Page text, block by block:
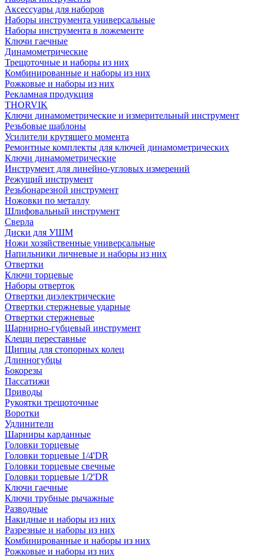
Аксессуары для наборов
Наборы инструмента универсальные
Наборы инструмента в ложементе
Ключи гаечные
Динамометрические
Трещоточные и наборы из них
Комбинированные и наборы из них
Рожковые и наборы из них
Рекламная продукция
THORVIK
Ключи динамометрические и измерительный инструмент
Резьбовые шаблоны
Усилители крутящего момента
Ремонтные комплекты для ключей динамометрических
Ключи динамометрические
Инструмент для линейно-угловых измерений
Режущий инструмент
Резьбонарезной инструмент
Ножовки по металлу
Шлифовальный инструмент
Сверла
Диски для УШМ
Ножи хозяйственные универсальные
Напильники личневые и наборы из них
Отвертки
Ключи торцевые
Наборы отверток
Отвертки диэлектрические
Отвертки стержневые ударные
Отвертки стержневые
Шарнирно-губцевый инструмент
Клещи переставные
Щипцы для стопорных колец
Длинногубцы
Бокорезы
Пассатижи
Приводы
Рукоятки трещоточные
Воротки
Удлинители
Шарниры карданные
Головки торцевые
Головки торцевые 1/4'DR
Головки торцевые свечные
Головки торцевые 1/2'DR
Ключи гаечные
Ключи трубные рычажные
Разводные
Накидные и наборы из них
Разрезные и наборы из них
Комбинированные и наборы из них
Рожковые и наборы из них